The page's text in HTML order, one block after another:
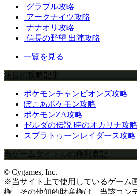
グラブル攻略
アークナイツ攻略
ナナオリ攻略
信長の野望 出陣攻略
一覧を見る
注目の攻略記事
ポケモンチャンピオンズ攻略
ぽこあポケモン攻略
ポケモンZA攻略
ゼルダの伝説 時のオカリナ攻略
スプラトゥーンレイダース攻略
当ゲームタイトルの権利表記
© Cygames, Inc.
※当サイト上で使用しているゲーム
権、その他知的財産権は、当該コン